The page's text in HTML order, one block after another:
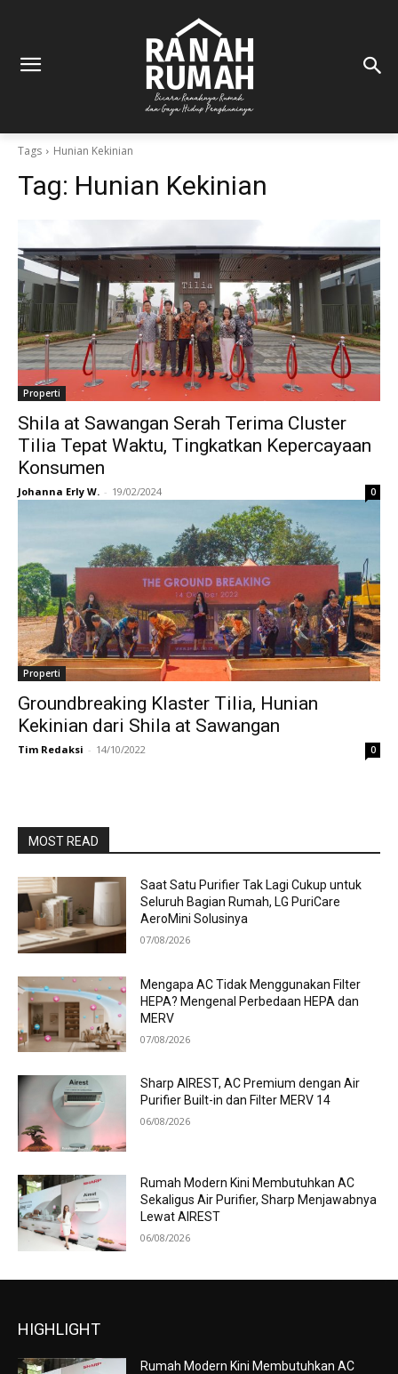
Tags Hunian Kekinian
Tag: Hunian Kekinian
Properti
Shila at Sawangan Serah Terima Cluster
Tilia Tepat Waktu, Tingkatkan Kepercayaan
Konsumen
Johanna Erly W. - 19/02/2024 0
Properti
Groundbreaking Klaster Tilia, Hunian
Kekinian dari Shila at Sawangan
Tim Redaksi - 14/10/2022 0
MOST READ
Saat Satu Purifier Tak Lagi Cukup untuk
Seluruh Bagian Rumah, LG PuriCare
AeroMini Solusinya
07/08/2026
Mengapa AC Tidak Menggunakan Filter
HEPA? Mengenal Perbedaan HEPA dan
MERV
07/08/2026
Sharp AIREST, AC Premium dengan Air
Purifier Built-in dan Filter MERV 14
06/08/2026
Rumah Modern Kini Membutuhkan AC
Sekaligus Air Purifier, Sharp Menjawabnya
Lewat AIREST
06/08/2026
HIGHLIGHT
Rumah Modern Kini Membutuhkan AC